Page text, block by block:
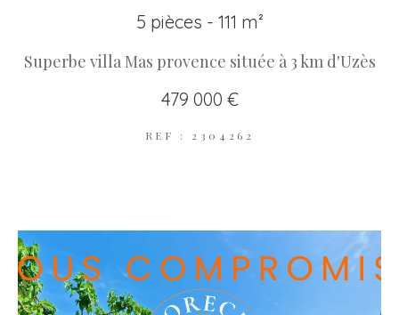
5 pièces - 111 m²
Superbe villa Mas provence située à 3 km d'Uzès
479 000 €
REF : 2304262